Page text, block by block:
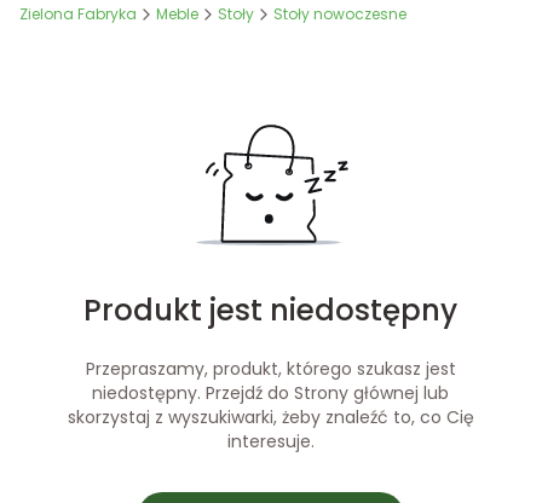
Zielona Fabryka Meble Stoły Stoły nowoczesne
Produkt jest niedostępny
Przepraszamy, produkt, którego szukasz jest
niedostępny. Przejdź do Strony głównej lub
skorzystaj z wyszukiwarki, żeby znaleźć to, co Cię
interesuje.